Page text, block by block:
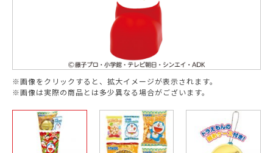
※画像をクリックすると、拡大イメージが表示されます。
※画像は実際の商品とは多少異なる場合がございます。